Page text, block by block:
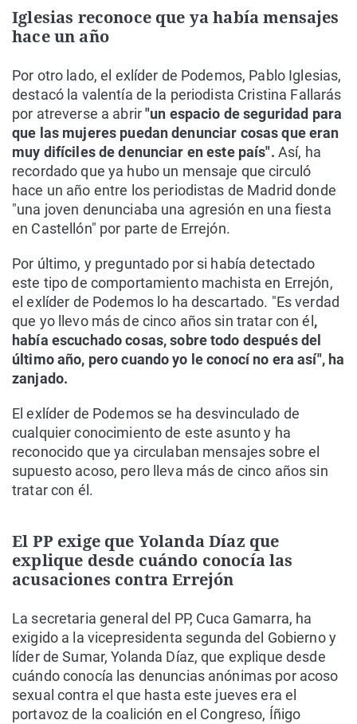
Iglesias reconoce que ya había mensajes
hace un año
Por otro lado, el exlíder de Podemos, Pablo Iglesias,
destacó la valentía de la periodista Cristina Fallarás
por atreverse a abrir"un espacio de seguridad para
que las mujeres puedan denunciar cosas que eran
muy difíciles de denunciar en este país". Así, ha
recordado que ya hubo un mensaje que circuló
hace un año entre los periodistas de Madrid donde
"una joven denunciaba una agresión en una fiesta
en Castellón" por parte de Errejón.
Por último, y preguntado por si había detectado
este tipo de comportamiento machista en Errejón,
el exlíder de Podemos lo ha descartado. "Es verdad
que yo llevo más de cinco años sin tratar con él ,
había escuchado cosas, sobre todo después del
último año, pero cuando yo le conocí no era así", ha
zanjado.
El exlíder de Podemos se ha desvinculado de
cualquier conocimiento de este asunto y ha
reconocido que ya circulaban mensajes sobre el
supuesto acoso, pero lleva más de cinco años sin
tratar con él.
El PP exige que Yolanda Díaz que
explique desde cuándo conocía las
acusaciones contra Errejón
La secretaria general del PP, Cuca Gamarra, ha
exigido a la vicepresidenta segunda del Gobierno y
líder de Sumar, Yolanda Díaz, que explique desde
cuándo conocía las denuncias anónimas por acoso
sexual contra el que hasta este jueves era el
portavoz de la coalición en el Congreso, Íñigo